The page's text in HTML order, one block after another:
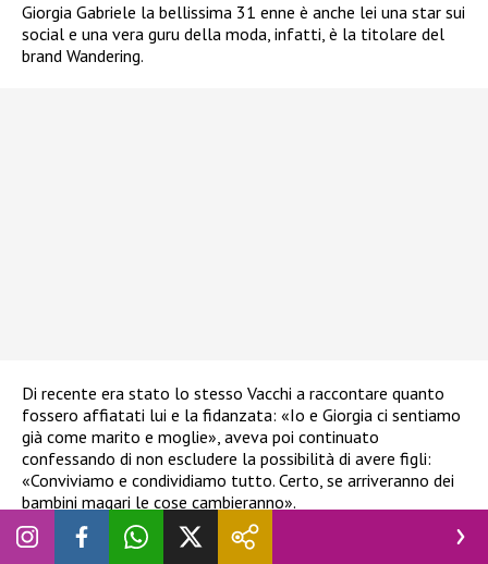
Giorgia Gabriele la bellissima 31 enne è anche lei una star sui
social e una vera guru della moda, infatti, è la titolare del
brand Wandering.
Di recente era stato lo stesso Vacchi a raccontare quanto
fossero affiatati lui e la fidanzata: «Io e Giorgia ci sentiamo
già come marito e moglie», aveva poi continuato
confessando di non escludere la possibilità di avere figli:
«Conviviamo e condividiamo tutto. Certo, se arriveranno dei
bambini magari le cose cambieranno».
Da allora però le cose sono molto cambiate, perché Mr